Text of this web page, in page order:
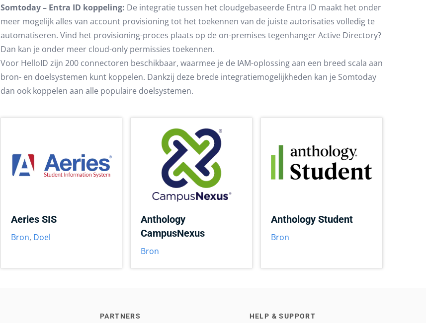
Somtoday – Entra ID koppeling: De integratie tussen het cloudgebaseerde Entra ID maakt het onder
meer mogelijk alles van account provisioning tot het toekennen van de juiste autorisaties volledig te
automatiseren. Vind het provisioning-proces plaats op de on-premises tegenhanger Active Directory?
Dan kan je onder meer cloud-only permissies toekennen.
Voor HelloID zijn 200 connectoren beschikbaar, waarmee je de IAM-oplossing aan een breed scala aan
bron- en doelsystemen kunt koppelen. Dankzij deze brede integratiemogelijkheden kan je Somtoday
dan ook koppelen aan alle populaire doelsystemen.
Aeries SIS
Bron, Doel
Anthology
CampusNexus
Bron
Anthology Student
Bron
PARTNERS HELP & SUPPORT